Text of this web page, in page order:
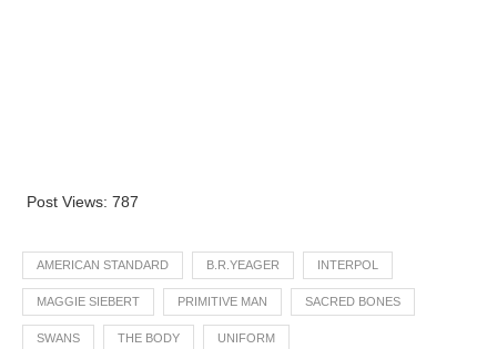
Post Views: 787
AMERICAN STANDARD B.R.YEAGER INTERPOL
MAGGIE SIEBERT PRIMITIVE MAN SACRED BONES
SWANS THE BODY UNIFORM